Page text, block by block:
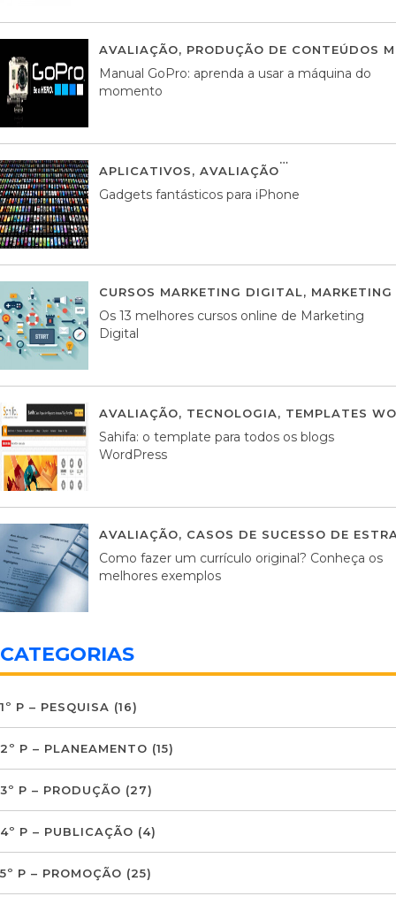
AVALIAÇÃO, PRODUÇÃO DE CONTEÚDOS
Manual GoPro: aprenda a usar a máquina do
momento
APLICATIVOS, AVALIAÇÃO
Gadgets fantásticos para iPhone
CURSOS MARKETING DIGITAL,
Os 13 melhores cursos online de Marketing
Digital
AVALIAÇÃO, TECNOLOGIA, TEMPLATES
Sahifa: o template para todos os blogs
WordPress
AVALIAÇÃO, CASOS DE SUCESSO DE
Como fazer um currículo original? Conheça os
melhores exemplos
CATEGORIAS
1º P – PESQUISA (16)
2º P – PLANEAMENTO (15)
3º P – PRODUÇÃO (27)
4º P – PUBLICAÇÃO (4)
5º P – PROMOÇÃO (25)